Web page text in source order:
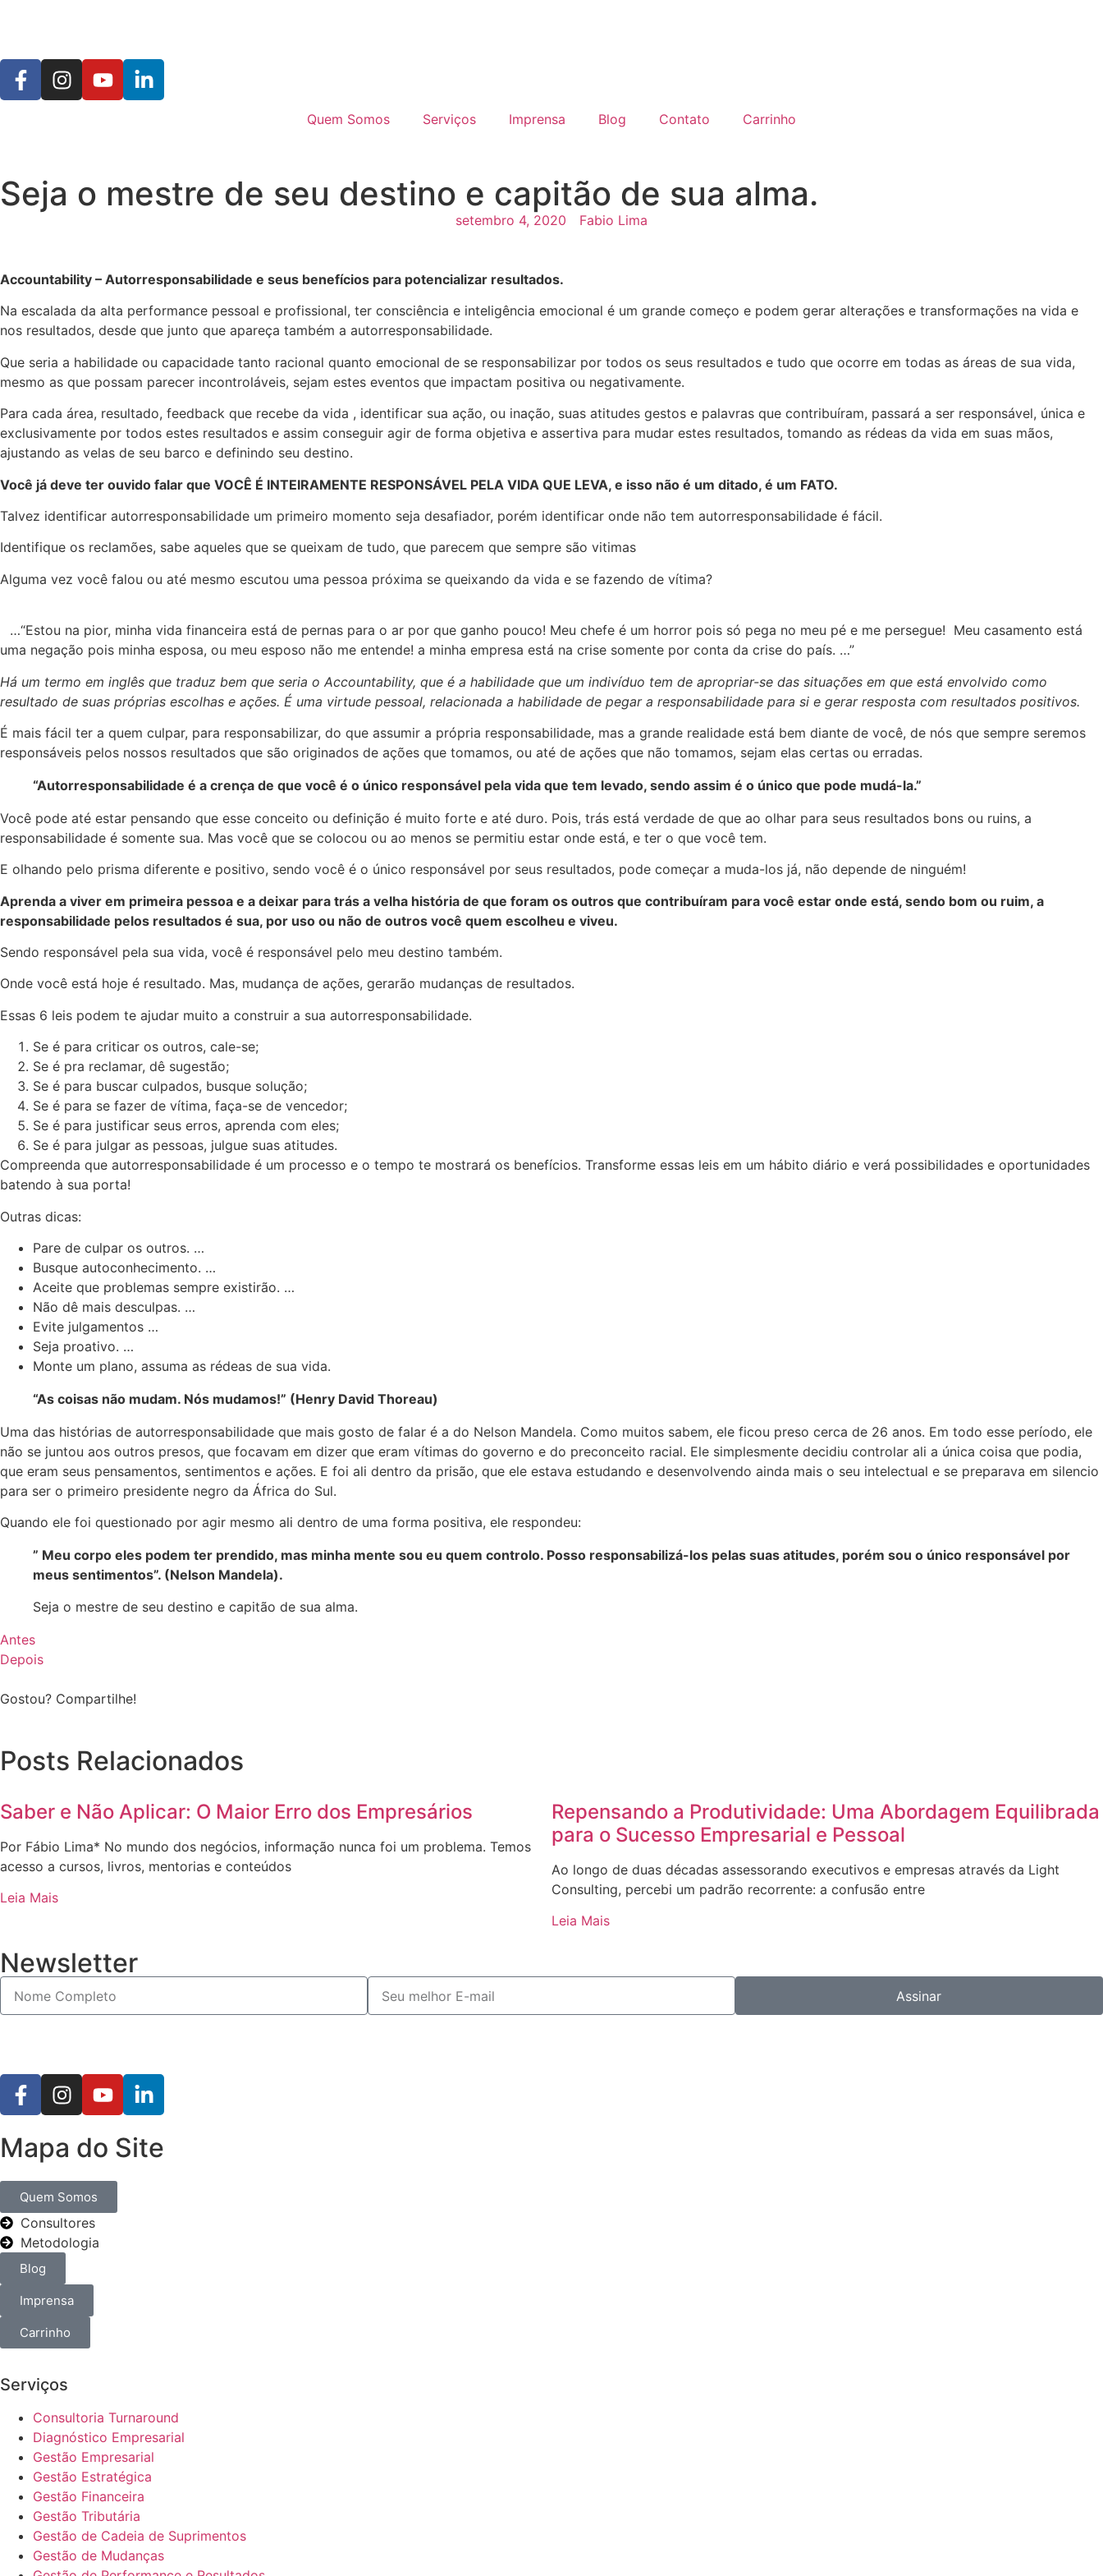
Quem Somos Serviços Imprensa Blog Contato Carrinho
Seja o mestre de seu destino e capitão de sua alma.
setembro 4, 2020 Fabio Lima
Accountability – Autorresponsabilidade e seus benefícios para potencializar resultados.
Na escalada da alta performance pessoal e profissional, ter consciência e inteligência emocional é um grande começo e podem gerar alterações e transformações na vida e
nos resultados, desde que junto que apareça também a autorresponsabilidade.
Que seria a habilidade ou capacidade tanto racional quanto emocional de se responsabilizar por todos os seus resultados e tudo que ocorre em todas as áreas de sua vida,
mesmo as que possam parecer incontroláveis, sejam estes eventos que impactam positiva ou negativamente.
Para cada área, resultado, feedback que recebe da vida , identificar sua ação, ou inação, suas atitudes gestos e palavras que contribuíram, passará a ser responsável, única e
exclusivamente por todos estes resultados e assim conseguir agir de forma objetiva e assertiva para mudar estes resultados, tomando as rédeas da vida em suas mãos,
ajustando as velas de seu barco e definindo seu destino.
Você já deve ter ouvido falar que VOCÊ É INTEIRAMENTE RESPONSÁVEL PELA VIDA QUE LEVA, e isso não é um ditado, é um FATO.
Talvez identificar autorresponsabilidade um primeiro momento seja desafiador, porém identificar onde não tem autorresponsabilidade é fácil.
Identifique os reclamões, sabe aqueles que se queixam de tudo, que parecem que sempre são vitimas
Alguma vez você falou ou até mesmo escutou uma pessoa próxima se queixando da vida e se fazendo de vítima?
⠀…“Estou na pior, minha vida financeira está de pernas para o ar por que ganho pouco! Meu chefe é um horror pois só pega no meu pé e me persegue! Meu casamento está
uma negação pois minha esposa, ou meu esposo não me entende! a minha empresa está na crise somente por conta da crise do país. …”
Há um termo em inglês que traduz bem que seria o Accountability, que é a habilidade que um indivíduo tem de apropriar-se das situações em que está envolvido como
resultado de suas próprias escolhas e ações. É uma virtude pessoal, relacionada a habilidade de pegar a responsabilidade para si e gerar resposta com resultados positivos.
É mais fácil ter a quem culpar, para responsabilizar, do que assumir a própria responsabilidade, mas a grande realidade está bem diante de você, de nós que sempre seremos
responsáveis pelos nossos resultados que são originados de ações que tomamos, ou até de ações que não tomamos, sejam elas certas ou erradas.
“Autorresponsabilidade é a crença de que você é o único responsável pela vida que tem levado, sendo assim é o único que pode mudá-la.”
Você pode até estar pensando que esse conceito ou definição é muito forte e até duro. Pois, trás está verdade de que ao olhar para seus resultados bons ou ruins, a
responsabilidade é somente sua. Mas você que se colocou ou ao menos se permitiu estar onde está, e ter o que você tem.
E olhando pelo prisma diferente e positivo, sendo você é o único responsável por seus resultados, pode começar a muda-los já, não depende de ninguém!
Aprenda a viver em primeira pessoa e a deixar para trás a velha história de que foram os outros que contribuíram para você estar onde está, sendo bom ou ruim, a
responsabilidade pelos resultados é sua, por uso ou não de outros você quem escolheu e viveu.
Sendo responsável pela sua vida, você é responsável pelo meu destino também.
Onde você está hoje é resultado. Mas, mudança de ações, gerarão mudanças de resultados.
Essas 6 leis podem te ajudar muito a construir a sua autorresponsabilidade.
Se é para criticar os outros, cale-se;
Se é pra reclamar, dê sugestão;
Se é para buscar culpados, busque solução;
Se é para se fazer de vítima, faça-se de vencedor;
Se é para justificar seus erros, aprenda com eles;
Se é para julgar as pessoas, julgue suas atitudes.
Compreenda que autorresponsabilidade é um processo e o tempo te mostrará os benefícios. Transforme essas leis em um hábito diário e verá possibilidades e oportunidades
batendo à sua porta!
Outras dicas:
Pare de culpar os outros. …
Busque autoconhecimento. …
Aceite que problemas sempre existirão. …
Não dê mais desculpas. …
Evite julgamentos …
Seja proativo. …
Monte um plano, assuma as rédeas de sua vida.
“As coisas não mudam. Nós mudamos!” (Henry David Thoreau)
Uma das histórias de autorresponsabilidade que mais gosto de falar é a do Nelson Mandela. Como muitos sabem, ele ficou preso cerca de 26 anos. Em todo esse período, ele
não se juntou aos outros presos, que focavam em dizer que eram vítimas do governo e do preconceito racial. Ele simplesmente decidiu controlar ali a única coisa que podia,
que eram seus pensamentos, sentimentos e ações. E foi ali dentro da prisão, que ele estava estudando e desenvolvendo ainda mais o seu intelectual e se preparava em silencio
para ser o primeiro presidente negro da África do Sul.
Quando ele foi questionado por agir mesmo ali dentro de uma forma positiva, ele respondeu:
” Meu corpo eles podem ter prendido, mas minha mente sou eu quem controlo. Posso responsabilizá-los pelas suas atitudes, porém sou o único responsável por
meus sentimentos”. (Nelson Mandela).
Seja o mestre de seu destino e capitão de sua alma.
Antes
Depois
Gostou? Compartilhe!
Posts Relacionados
Saber e Não Aplicar: O Maior Erro dos Empresários
Por Fábio Lima* No mundo dos negócios, informação nunca foi um problema. Temos
acesso a cursos, livros, mentorias e conteúdos
Leia Mais
Repensando a Produtividade: Uma Abordagem Equilibrada
para o Sucesso Empresarial e Pessoal
Ao longo de duas décadas assessorando executivos e empresas através da Light
Consulting, percebi um padrão recorrente: a confusão entre
Leia Mais
Newsletter
Assinar
Mapa do Site
Quem Somos
Consultores
Metodologia
Blog
Imprensa
Carrinho
Serviços
Consultoria Turnaround
Diagnóstico Empresarial
Gestão Empresarial
Gestão Estratégica
Gestão Financeira
Gestão Tributária
Gestão de Cadeia de Suprimentos
Gestão de Mudanças